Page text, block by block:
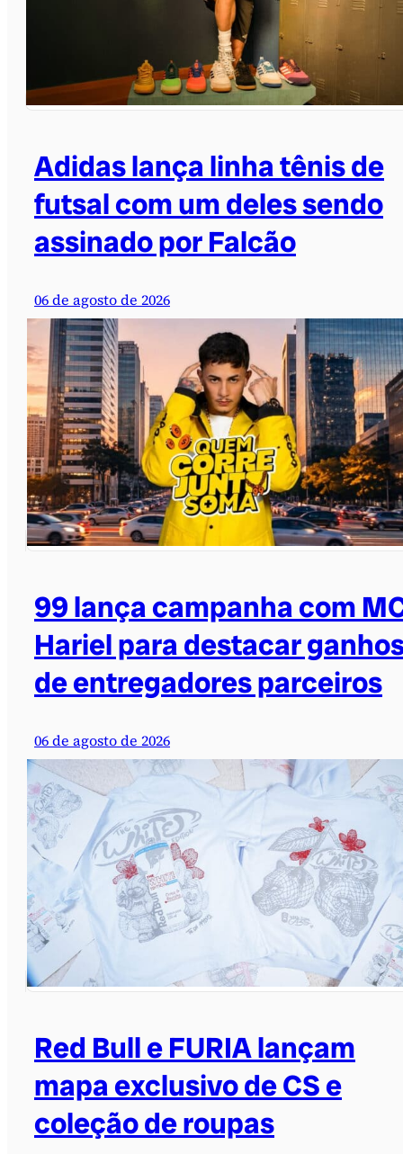
Adidas lança linha tênis de
futsal com um deles sendo
assinado por Falcão
06 de agosto de 2026
99 lança campanha com
Hariel para destacar
de entregadores parceiros
06 de agosto de 2026
Red Bull e FURIA lançam
mapa exclusivo de CS e
coleção de roupas